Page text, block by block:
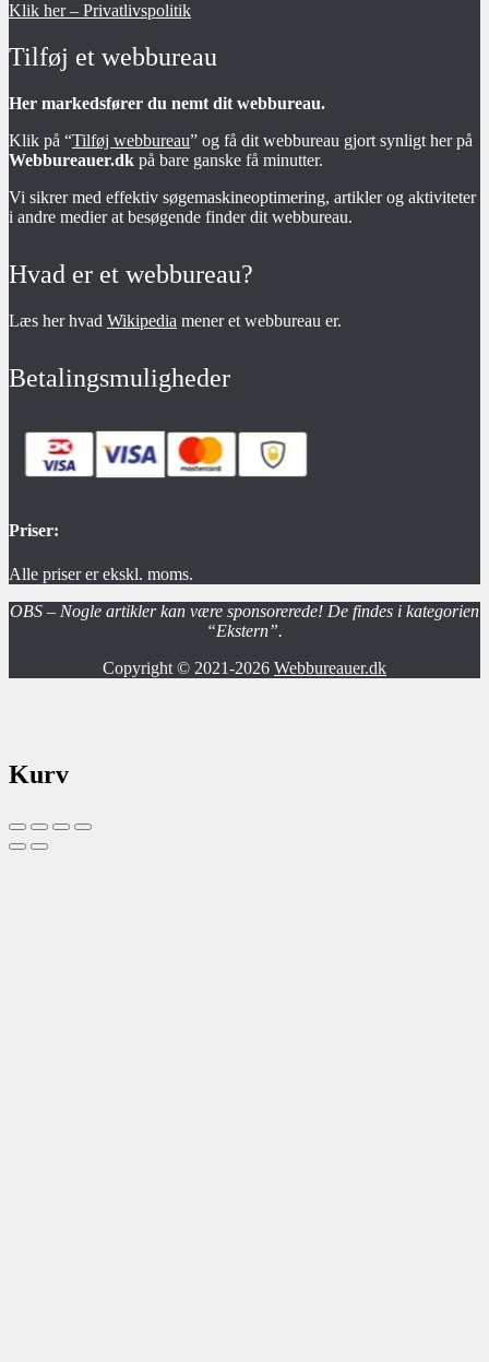
Klik her – Privatlivspolitik
Tilføj et webbureau
Her markedsfører du nemt dit webbureau.
Klik på “Tilføj webbureau” og få dit webbureau gjort synligt her på
Webbureauer.dk på bare ganske få minutter.
Vi sikrer med effektiv søgemaskineoptimering, artikler og aktiviteter
i andre medier at besøgende finder dit webbureau.
Hvad er et webbureau?
Læs her hvad Wikipedia mener et webbureau er.
Betalingsmuligheder
Priser:
Alle priser er ekskl. moms.
OBS – Nogle artikler kan være sponsorerede! De findes i kategorien
“Ekstern”.
Copyright © 2021-2026 Webbureauer.dk
Kurv